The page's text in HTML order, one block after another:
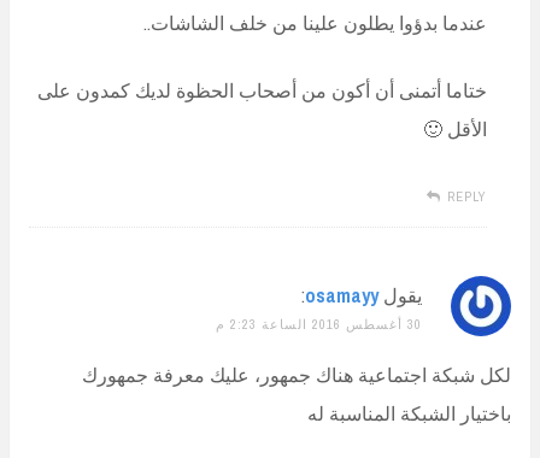
عندما بدؤوا يطلون علينا من خلف الشاشات..
ختاما أتمنى أن أكون من أصحاب الحظوة لديك كمدون على
الأقل 🙂
REPLY
يقول osamayy
:
30 أغسطس 2016 الساعة 2:23 م
لكل شبكة اجتماعية هناك جمهور، عليك معرفة جمهورك
باختيار الشبكة المناسبة له